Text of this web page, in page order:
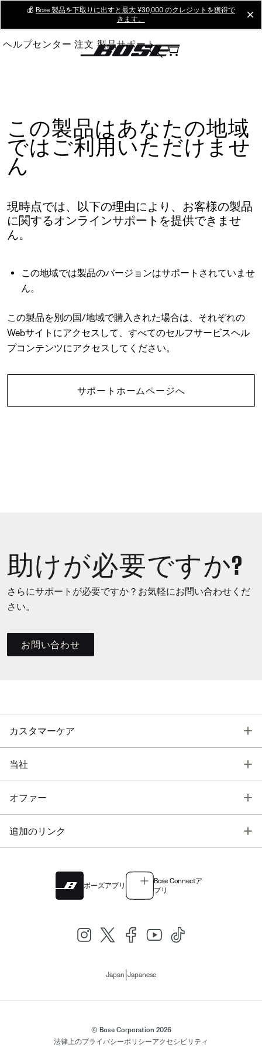
Main
💰 Bose 製品を下取りに出すと最大 ¥30,000 のクレジットを獲得で
きます。
ヘルプセンター 注文 製品サポート
この製品はあなたの地域
ではご利用いただけませ
ん
現時点では、以下の理由により、お客様の製品
に関するオンラインサポートを提供できませ
ん。
この地域では製品のバージョンはサポートされていませ
ん。
この製品を別の国/地域で購入された場合は、それぞれの
Webサイトにアクセスして、すべてのセルフサービスヘル
プコンテンツにアクセスしてください。
サポートホームページへ
助けが必要ですか?
さらにサポートが必要ですか？お気軽にお問い合わせくだ
さい。
お問い合わせ
カスタマーケア
当社
オファー
追加のリンク
ボーズアプリ
Bose Connectア
プリ
Japan Japanese
© Bose Corporation 2026
法律上のプライバシーポリシーアクセシビリティ